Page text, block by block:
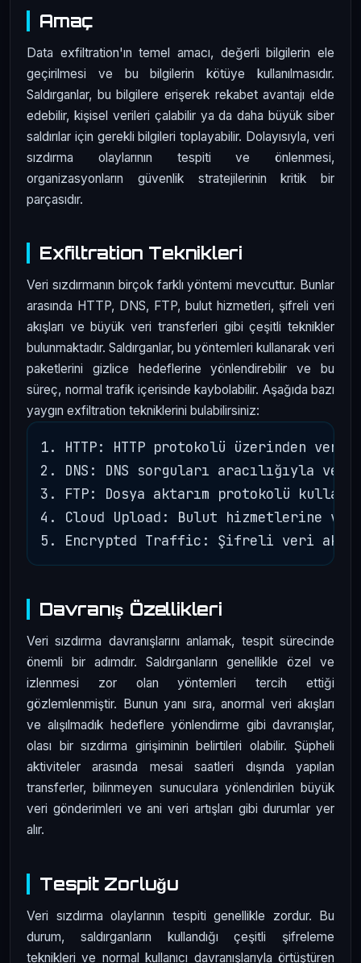
Amaç
Data exfiltration'ın temel amacı, değerli bilgilerin ele
geçirilmesi ve bu bilgilerin kötüye kullanılmasıdır.
Saldırganlar, bu bilgilere erişerek rekabet avantajı elde
edebilir, kişisel verileri çalabilir ya da daha büyük siber
saldırılar için gerekli bilgileri toplayabilir. Dolayısıyla, veri
sızdırma olaylarının tespiti ve önlenmesi,
organizasyonların güvenlik stratejilerinin kritik bir
parçasıdır.
Exfiltration Teknikleri
Veri sızdırmanın birçok farklı yöntemi mevcuttur. Bunlar
arasında HTTP, DNS, FTP, bulut hizmetleri, şifreli veri
akışları ve büyük veri transferleri gibi çeşitli teknikler
bulunmaktadır. Saldırganlar, bu yöntemleri kullanarak veri
paketlerini gizlice hedeflerine yönlendirebilir ve bu
süreç, normal trafik içerisinde kaybolabilir. Aşağıda bazı
yaygın exfiltration tekniklerini bulabilirsiniz:
1. HTTP: HTTP protokolü üzerinden veri
2. DNS: DNS sorguları aracılığıyla veri
3. FTP: Dosya aktarım protokolü
4. Cloud Upload: Bulut hizmetlerine
Davranış Özellikleri
Veri sızdırma davranışlarını anlamak, tespit sürecinde
önemli bir adımdır. Saldırganların genellikle özel ve
izlenmesi zor olan yöntemleri tercih ettiği
gözlemlenmiştir. Bunun yanı sıra, anormal veri akışları
ve alışılmadık hedeflere yönlendirme gibi davranışlar,
olası bir sızdırma girişiminin belirtileri olabilir. Şüpheli
aktiviteler arasında mesai saatleri dışında yapılan
transferler, bilinmeyen sunuculara yönlendirilen büyük
veri gönderimleri ve ani veri artışları gibi durumlar yer
alır.
Tespit Zorluğu
Veri sızdırma olaylarının tespiti genellikle zordur. Bu
durum, saldırganların kullandığı çeşitli şifreleme
teknikleri ve normal kullanıcı davranışlarıyla örtüştüren